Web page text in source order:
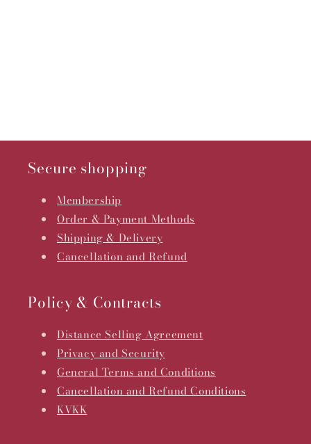
Secure shopping
Membership
Order & Payment Methods
Shipping & Delivery
Cancellation and Refund
Policy & Contracts
Distance Selling Agreement
Privacy and Security
General Terms and Conditions
Cancellation and Refund Conditions
KVKK